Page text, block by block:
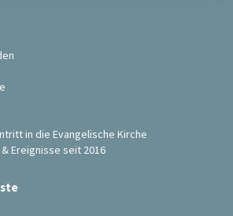
in die Evangelische Kirche
Ereignisse seit 2016